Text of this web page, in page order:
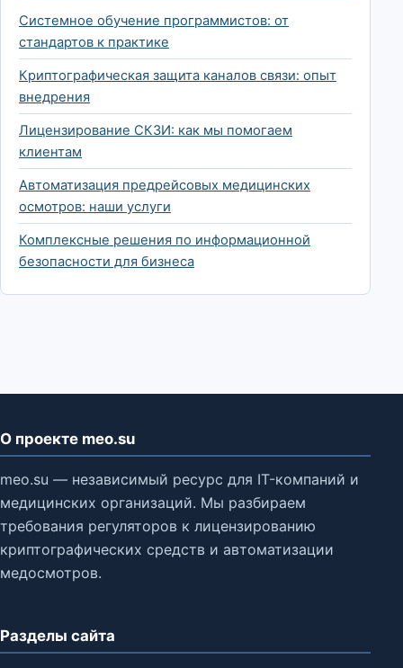
Системное обучение программистов: от
стандартов к практике
Криптографическая защита каналов связи: опыт
внедрения
Лицензирование СКЗИ: как мы помогаем
клиентам
Автоматизация предрейсовых медицинских
осмотров: наши услуги
Комплексные решения по информационной
безопасности для бизнеса
О проекте meo.su
meo.su — независимый ресурс для IT-компаний и
медицинских организаций. Мы разбираем
требования регуляторов к лицензированию
криптографических средств и автоматизации
медосмотров.
Разделы сайта